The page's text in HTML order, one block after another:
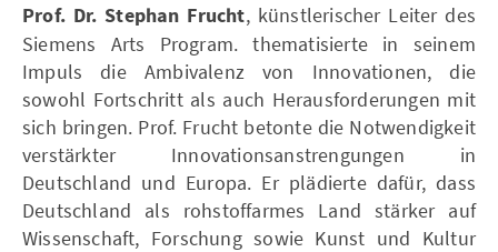
Prof. Dr. Stephan Frucht, künstlerischer Leiter des
Siemens Arts Program. thematisierte in seinem
Impuls die Ambivalenz von Innovationen, die
sowohl Fortschritt als auch Herausforderungen mit
sich bringen. Prof. Frucht betonte die Notwendigkeit
verstärkter Innovationsanstrengungen in
Deutschland und Europa. Er plädierte dafür, dass
Deutschland als rohstoffarmes Land stärker auf
Wissenschaft, Forschung sowie Kunst und Kultur